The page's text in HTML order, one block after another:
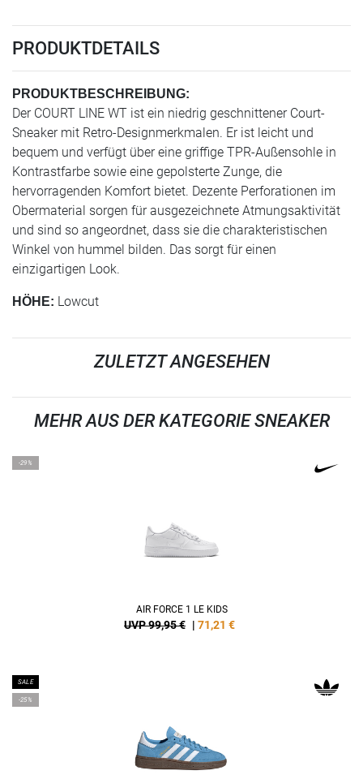
PRODUKTDETAILS
PRODUKTBESCHREIBUNG:
Der COURT LINE WT ist ein niedrig geschnittener Court-
Sneaker mit Retro-Designmerkmalen. Er ist leicht und
bequem und verfügt über eine griffige TPR-Außensohle in
Kontrastfarbe sowie eine gepolsterte Zunge, die
hervorragenden Komfort bietet. Dezente Perforationen im
Obermaterial sorgen für ausgezeichnete Atmungsaktivität
und sind so angeordnet, dass sie die charakteristischen
Winkel von hummel bilden. Das sorgt für einen
einzigartigen Look.
HÖHE: Lowcut
ZULETZT ANGESEHEN
MEHR AUS DER KATEGORIE SNEAKER
-29%
AIR FORCE 1 LE KIDS
UVP 99,95 € | 71,21 €
SALE
-25%